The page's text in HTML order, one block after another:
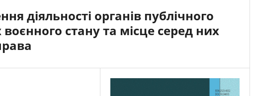
діяльності органів публічного
стану та місце серед них